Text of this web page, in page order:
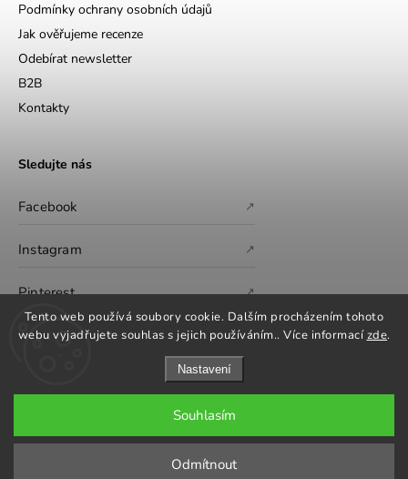
Tento web používá soubory cookie. Dalším procházením tohoto
webu vyjadřujete souhlas s jejich používáním.. Více informacízde.
Nastavení
Odmítnout
Souhlasím
Podmínky ochrany osobních údajů
Jak ověřujeme recenze
Odebírat newsletter
B2B
Kontakty
Sledujte nás
Facebook ↗
Instagram ↗
Pinterest ↗
Upravit nastavení cookies
Grafický návrh vytvořil a nakódoval